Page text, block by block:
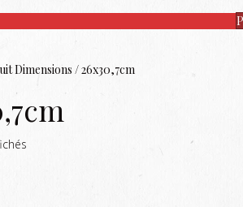
Dimensions / 26x30,7cm